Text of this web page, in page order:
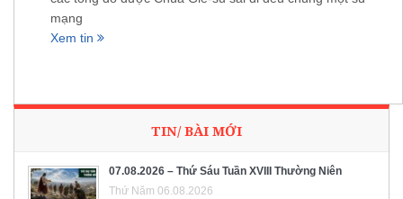
mạng
Xem tin
TIN/ BÀI MỚI
07.08.2026 – Thứ Sáu Tuần XVIII Thường Niên
Thứ Năm 06.08.2026